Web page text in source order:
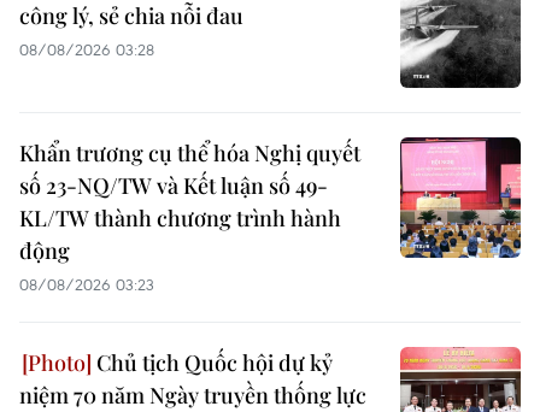
công lý, sẻ chia nỗi đau
08/08/2026 03:28
Khẩn trương cụ thể hóa Nghị quyết
số 23-NQ/TW và Kết luận số 49-
KL/TW thành chương trình hành
động
08/08/2026 03:23
Chủ tịch Quốc hội dự kỷ
niệm 70 năm Ngày truyền thống lực